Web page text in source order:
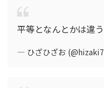
平等となんとかは違
— ひざひざお